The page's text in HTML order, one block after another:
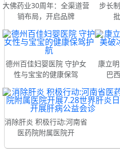
大佛药业30周年：全渠道营
销布局，开启品牌
步长
德州百佳妇婴医院 守护女
性与宝宝的健康保驾
康立
巴
消除肝炎 积极行动:河南省
医药院附属医院开